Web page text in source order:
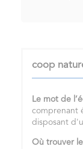
coop
Le mot de
comprenant
disposant
Où trouver